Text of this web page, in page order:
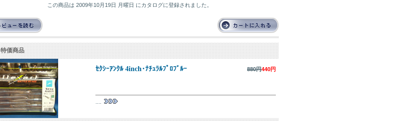
この商品は 2009年10月19日 月曜日 にカタログに登録されました。
特価商品
ｾｸｼｰｱﾝｸﾙ 4inch･ﾅﾁｭﾗﾙﾌﾟﾛﾌﾞﾙｰ 880円440円